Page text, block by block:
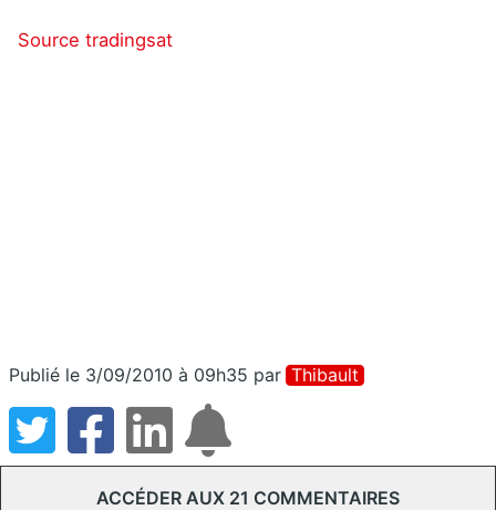
Source tradingsat
Publié le 3/09/2010 à 09h35 par Thibault
ACCÉDER AUX 21 COMMENTAIRES